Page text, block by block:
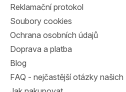
Reklamační protokol
Soubory cookies
Ochrana osobních údajů
Doprava a platba
Blog
FAQ - nejčastější otázky